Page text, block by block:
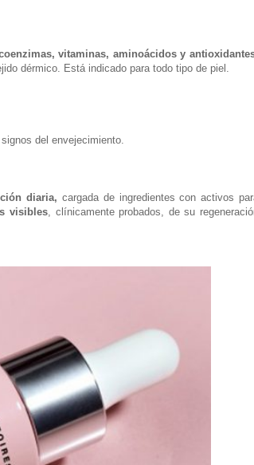
vitaminas, aminoácidos y
dérmico. Está indicado para todo tipo de piel.
del envejecimiento.
diaria, cargada de ingredientes con activos
visibles, clínicamente probados, de su